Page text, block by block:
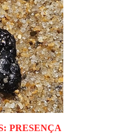
PRESENÇA